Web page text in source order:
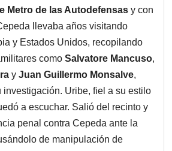
Metro de las Autodefensas y con
llevaba años visitando
y Estados Unidos, recopilando
como Salvatore Mancuso,
y Juan Guillermo Monsalve,
investigación. Uribe, fiel a su estilo
a escuchar. Salió del recinto y
penal contra Cepeda ante la
de manipulación de